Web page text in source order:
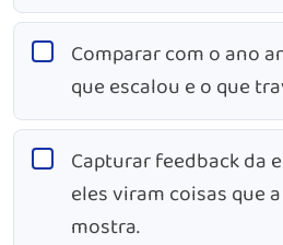
Comparar com o ano
que escalou e o que
Capturar feedback da
eles viram coisas que
mostra.